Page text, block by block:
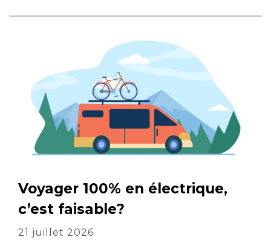
Voyager 100% en électrique,
c’est faisable?
21 juillet 2026